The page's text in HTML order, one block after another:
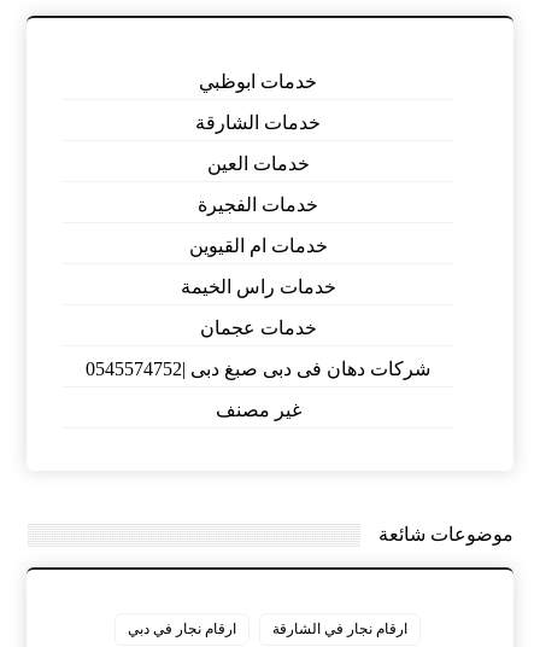
خدمات ابوظبي
خدمات الشارقة
خدمات العين
خدمات الفجيرة
خدمات ام القيوين
خدمات راس الخيمة
خدمات عجمان
شركات دهان فى دبى صبغ دبى |0545574752
غير مصنف
موضوعات شائعة
ارقام نجار في الشارقة ارقام نجار في دبي